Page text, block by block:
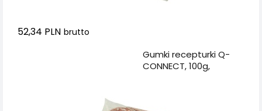
52,34 PLN brutto
Gumki recepturki Q-
CONNECT, 100g,